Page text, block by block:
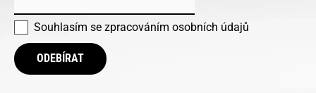
Souhlasím se zpracováním osobních údajů
ODEBÍRAT